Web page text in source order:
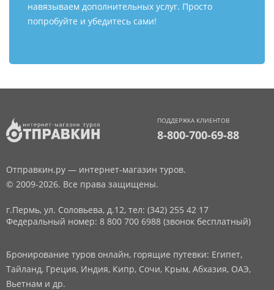
навязываем дополнительных услуг. Просто
попробуйте и убедитесь сами!
ПОДДЕРЖКА КЛИЕНТОВ
8-800-700-69-88
Отправкин.ру — интернет-магазин туров.
© 2009-2026. Все права защищены.
г.Пермь, ул. Соловьева, д.12, тел: (342) 255 42 17
Федеральный номер: 8 800 700 6988 (звонок бесплатный)
Бронирование туров онлайн, горящие путевки: Египет,
Тайланд, Греция, Индия, Кипр, Сочи, Крым, Абхазия, ОАЭ,
Вьетнам и др.